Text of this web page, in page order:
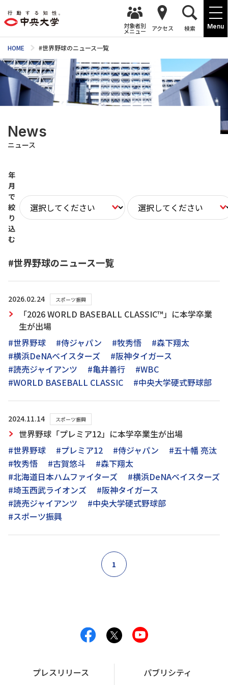
Menu
対象者別
メニュー アクセス 検索
HOME #世界野球のニュース一覧
News
ニュース
年
月
で
絞
り
込
む
#世界野球のニュース一覧
2026.02.24 スポーツ振興
「2026 WORLD BASEBALL CLASSIC™」に本学卒業
生が出場
#世界野球
#侍ジャパン #牧秀悟
#森下翔太
#横浜DeNAベイスターズ
#阪神タイガース
#読売ジャイアンツ
#亀井善行
#WBC
#WORLD BASEBALL CLASSIC
#中央大学硬式野球部
2024.11.14 スポーツ振興
世界野球「プレミア12」に本学卒業生が出場
#世界野球
#プレミア12 #侍ジャパン
#五十幡 亮汰
#牧秀悟
#古賀悠斗
#森下翔太
#北海道日本ハムファイターズ
#横浜DeNAベイスターズ
#埼玉西武ライオンズ
#阪神タイガース
#読売ジャイアンツ
#中央大学硬式野球部
#スポーツ振興
1
プレスリリース
パブリシティ